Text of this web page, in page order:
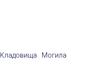
Кладовища
Могила